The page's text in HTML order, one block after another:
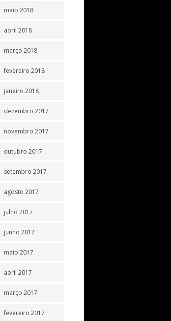
maio 2018
abril 2018
março 2018
fevereiro 2018
janeiro 2018
dezembro 2017
novembro 2017
outubro 2017
setembro 2017
agosto 2017
julho 2017
junho 2017
maio 2017
abril 2017
março 2017
fevereiro 2017